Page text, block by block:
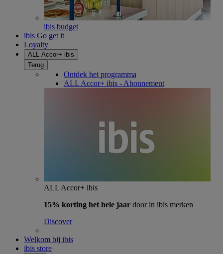
ibis budget
ibis Go get it
Loyalty
ALL Accor+ ibis
Terug
Ontdek het programma
ALL Accor+ ibis - Abonnement
ALL Accor+ ibis
15% korting het hele jaar door in ibis merken
Discover
Welkom bij ibis
ibis store